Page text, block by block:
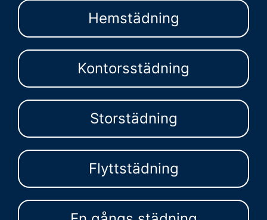
Hemstädning
Kontorsstädning
Storstädning
Flyttstädning